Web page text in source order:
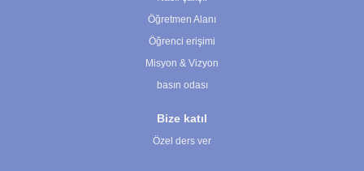
Öğretmen Alanı
Öğrenci erişimi
Misyon & Vizyon
basın odası
Bize katıl
Özel ders ver